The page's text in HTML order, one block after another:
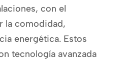
con el
la comodidad,
energética. Estos
tecnología avanzada